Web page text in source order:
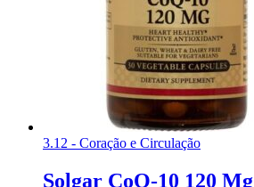
3.12 - Coração e Circulação
Solgar CoQ-10 120 Mg